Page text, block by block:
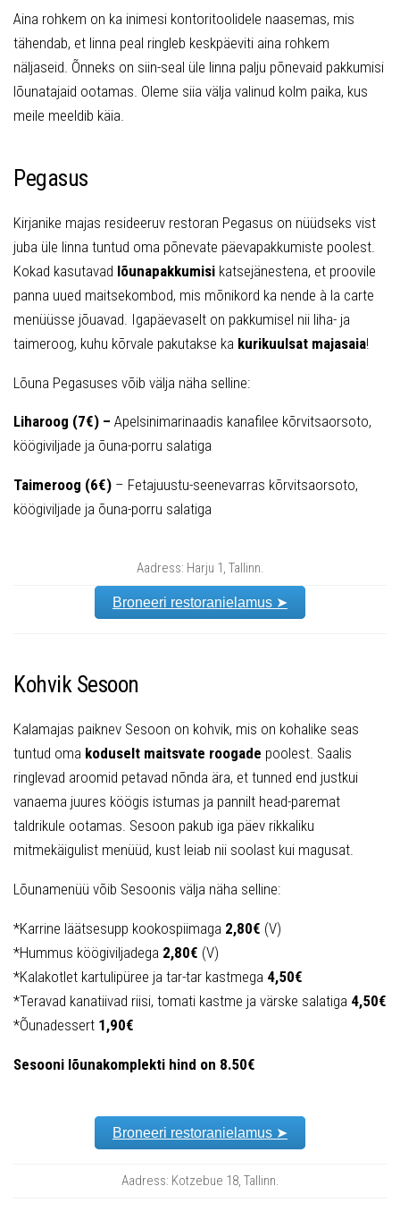
Aina rohkem on ka inimesi kontoritoolidele naasemas, mis
tähendab, et linna peal ringleb keskpäeviti aina rohkem
näljaseid. Õnneks on siin-seal üle linna palju põnevaid pakkumisi
lõunatajaid ootamas. Oleme siia välja valinud kolm paika, kus
meile meeldib käia.
Pegasus
Kirjanike majas resideeruv restoran Pegasus on nüüdseks vist
juba üle linna tuntud oma põnevate päevapakkumiste poolest.
Kokad kasutavad lõunapakkumisi katsejänestena, et proovile
panna uued maitsekombod, mis mõnikord ka nende à la carte
menüüsse jõuavad. Igapäevaselt on pakkumisel nii liha- ja
taimeroog, kuhu kõrvale pakutakse ka kurikuulsat majasaia!
Lõuna Pegasuses võib välja näha selline:
Liharoog (7€) – Apelsinimarinaadis kanafilee kõrvitsaorsoto,
köögiviljade ja õuna-porru salatiga
Taimeroog (6€) – Fetajuustu-seenevarras kõrvitsaorsoto,
köögiviljade ja õuna-porru salatiga
Aadress: Harju 1, Tallinn.
Broneeri restoranielamus ➤
Kohvik Sesoon
Kalamajas paiknev Sesoon on kohvik, mis on kohalike seas
tuntud oma koduselt maitsvate roogade poolest. Saalis
ringlevad aroomid petavad nõnda ära, et tunned end justkui
vanaema juures köögis istumas ja pannilt head-paremat
taldrikule ootamas. Sesoon pakub iga päev rikkaliku
mitmekäigulist menüüd, kust leiab nii soolast kui magusat.
Lõunamenüü võib Sesoonis välja näha selline:
*Karrine läätsesupp kookospiimaga 2,80€ (V)
*Hummus köögiviljadega 2,80€ (V)
*Kalakotlet kartulipüree ja tar-tar kastmega 4,50€
*Teravad kanatiivad riisi, tomati kastme ja värske salatiga 4,50€
*Õunadessert 1,90€
Sesooni lõunakomplekti hind on 8.50€
Broneeri restoranielamus ➤
Aadress: Kotzebue 18, Tallinn.